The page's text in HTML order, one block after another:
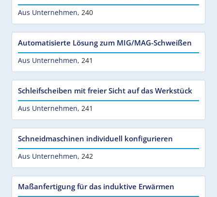
Aus Unternehmen, 240
Automatisierte Lösung zum MIG/MAG-Schweißen
Aus Unternehmen, 241
Schleifscheiben mit freier Sicht auf das Werkstück
Aus Unternehmen, 241
Schneidmaschinen individuell konfigurieren
Aus Unternehmen, 242
Maßanfertigung für das induktive Erwärmen